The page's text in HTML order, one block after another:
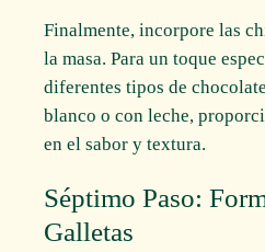
Finalmente, incorpore las
la masa. Para un toque
diferentes tipos de
blanco o con leche,
en el sabor y textura.
Séptimo Paso:
Galletas